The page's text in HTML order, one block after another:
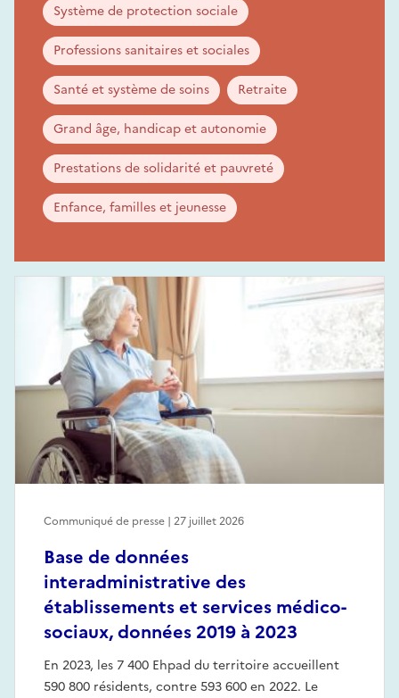
Système de protection sociale
Professions sanitaires et sociales
Santé et système de soins Retraite
Grand âge, handicap et autonomie
Prestations de solidarité et pauvreté
Enfance, familles et jeunesse
Base de données
interadministrative des
établissements et services médico-
sociaux, données 2019 à 2023
En 2023, les 7 400 Ehpad du territoire accueillent
590 800 résidents, contre 593 600 en 2022. Le
Communiqué de presse | 27 juillet 2026